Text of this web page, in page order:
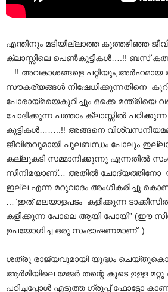
എന്തിനും മടിയില്ലാത്ത കുത്തഴിഞ്ഞ
ക്ലാസ്സിലെ പെൺകുട്ടികൾ….!! ബസ്
…!! അവകാശങ്ങളെ പറ്റിയും,അർഹമായ
സൗകര്യങ്ങൾ നിഷേധിക്കുന്നതിനെ
പോരായ്മയെകുറിച്ചും ഒക്കെ മന്ത്രിയെ
ചോദിക്കുന്ന പത്താം ക്ലാസ്സിൽ പഠിക്കുന്ന
കുട്ടികൾ……..!! അങ്ങനെ
ജീവിതവുമായി പുലബന്ധം പോലും
കല്ലുകടി സമ്മാനിക്കുന്നു എന്നതിൽ
സിനിമയാണ്… അതിൽ ചോദ്യത്തിനോ
ഇല്ല എന്ന മറുവാദം അംഗീകരിച്ചു
…”ഇത് മലയാളപടം കളിക്കുന്ന
കളിക്കുന്ന പോലെ ആയി പോയി” (ഈ
ഉപയോഗിച്ച ഒരു സംഭാഷണമാണ്..)
ശത്രു രാജ്യവുമായി യുദ്ധം
ആർമിയിലെ മേജർ തന്റെ കൂടെ ഉള്ള മറ്റു
പഠിച്ചപ്പോൾ എടുത്ത ഗ്രൂപ്പ് ഫോട്ടോ